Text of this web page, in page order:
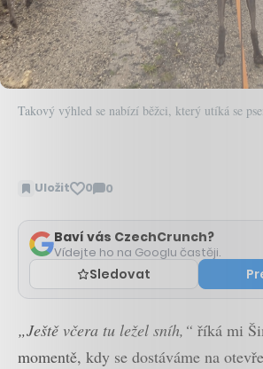
Takový výhled se nabízí běžci, který utíká se
Uložit 0 0
Zobrazit
Baví vás CzechCrunch?
Vídejte ho na Googlu častěji.
Sledovat
„Ještě včera tu ležel sníh,“ říká mi
momentě, kdy se dostáváme na